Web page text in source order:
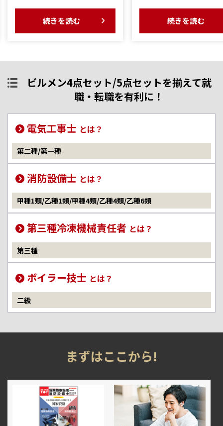
続きを読む 続きを読む
ビルメン4点セット/5点セットを揃えて就
職・転職を有利に！
電気工事士 とは？
第二種/第一種
消防設備士 とは？
甲種1類/乙種1類/甲種4類/乙種4類/乙種6類
第三種冷凍機械責任者 とは？
第三種
ボイラー技士 とは？
二級
まずはここから!